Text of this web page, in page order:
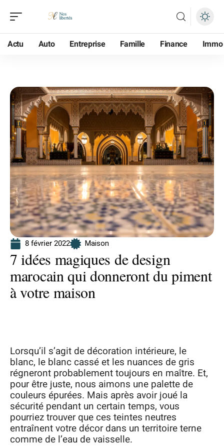
Actu Auto Entreprise Famille Finance Immo
8 février 2022 Maison
7 idées magiques de design
marocain qui donneront du piment
à votre maison
Lorsqu’il s’agit de décoration intérieure, le
blanc, le blanc cassé et les nuances de gris
régneront probablement toujours en maître. Et,
pour être juste, nous aimons une palette de
couleurs épurées. Mais après avoir joué la
sécurité pendant un certain temps, vous
pourriez trouver que ces teintes neutres
entraînent votre décor dans un territoire terne
comme de l’eau de vaisselle.